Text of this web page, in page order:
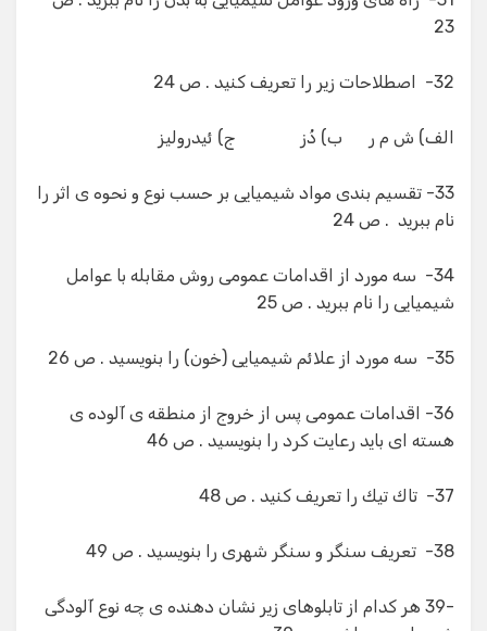
23
32- اصطلاحات زیر را تعریف كنید . ص 24
الف) ش م ر ب) دُز ج) ئیدرولیز
33- تقسیم بندی مواد شیمیایی بر حسب نوع و نحوه ی اثر را
نام ببرید . ص 24
34- سه مورد از اقدامات عمومی روش مقابله با عوامل
شیمیایی را نام ببرید . ص 25
35- سه مورد از علائم شیمیایی (خون) را بنویسید . ص 26
36- اقدامات عمومی پس از خروج از منطقه ی آلوده ی
هسته ای باید رعایت كرد را بنویسید . ص 46
37- تاك تیك را تعریف كنید . ص 48
38- تعریف سنگر و سنگر شهری را بنویسید . ص 49
-39 هر کدام از تابلوهای زیر نشان دهنده ی چه نوع آلودگی